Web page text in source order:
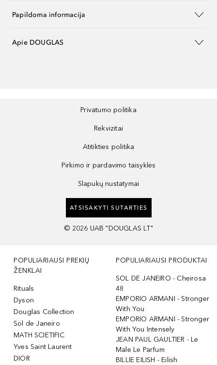
Papildoma informacija
Apie DOUGLAS
Privatumo politika
Rekvizitai
Atitikties politika
Pirkimo ir pardavimo taisyklės
Slapukų nustatymai
ATSISAKYTI SUTARTIES
© 2026 UAB "DOUGLAS LT"
POPULIARIAUSI PREKIŲ
ŽENKLAI
Rituals
Dyson
Douglas Collection
Sol de Janeiro
MATH SCIETIFIC
Yves Saint Laurent
DIOR
POPULIARIAUSI PRODUKTAI
SOL DE JANEIRO - Cheirosa
48
EMPORIO ARMANI - Stronger
With You
EMPORIO ARMANI - Stronger
With You Intensely
JEAN PAUL GAULTIER - Le
Male Le Parfum
BILLIE EILISH - Eilish